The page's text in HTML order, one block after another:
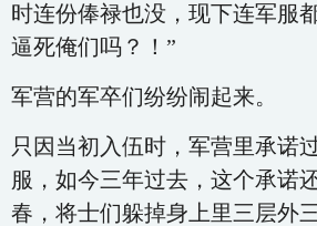
时连份俸禄也没，现下连军服
逼死俺们吗？！”
军营的军卒们纷纷闹起来。
只因当初入伍时，军营里承诺
服，如今三年过去，这个承诺
春，将士们躲掉身上里三层外